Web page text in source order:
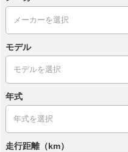
モデル
年式
走行距離（km）